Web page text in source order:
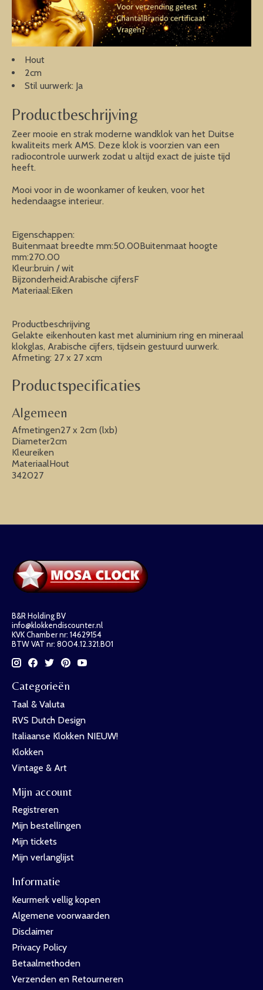
Hout
2cm
Stil uurwerk: Ja
Productbeschrijving
Zeer mooie en strak moderne wandklok van het Duitse
kwaliteits merk AMS. Deze klok is voorzien van een
radiocontrole uurwerk zodat u altijd exact de juiste tijd
heeft.
Mooi voor in de woonkamer of keuken, voor het
hedendaagse interieur.
Eigenschappen:
Buitenmaat breedte mm:50.00Buitenmaat hoogte
mm:270.00
Kleur:bruin / wit
Bijzonderheid:Arabische cijfersF
Materiaal:Eiken
Productbeschrijving
Gelakte eikenhouten kast met aluminium ring en mineraal
klokglas, Arabische cijfers, tijdsein gestuurd uurwerk.
Afmeting: 27 x 27 xcm
Productspecificaties
Algemeen
Afmetingen27 x 2cm (lxb)
Diameter2cm
Kleureiken
MateriaalHout
342027
B&R Holding BV
info@klokkendiscounter.nl
KVK Chamber nr: 14629154
BTW VAT nr: 8004.12.321.B01
Categorieën
Taal & Valuta
RVS Dutch Design
Italiaanse Klokken NIEUW!
Klokken
Vintage & Art
Mijn account
Registreren
Mijn bestellingen
Mijn tickets
Mijn verlanglijst
Informatie
Keurmerk vellig kopen
Algemene voorwaarden
Disclaimer
Privacy Policy
Betaalmethoden
Verzenden en Retourneren